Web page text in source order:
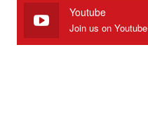
Youtube
Join us on Youtube